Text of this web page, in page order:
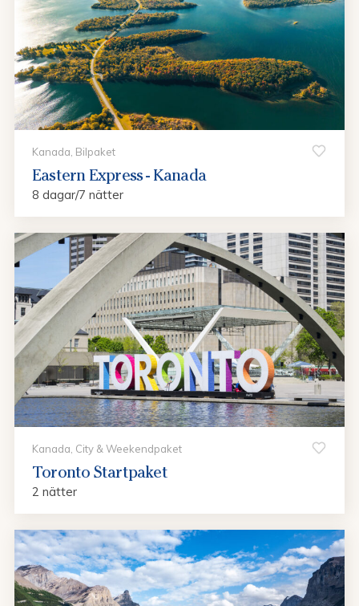
Kanada, Bilpaket
Eastern Express - Kanada
8 dagar/7 nätter
Kanada, City & Weekendpaket
Toronto Startpaket
2 nätter